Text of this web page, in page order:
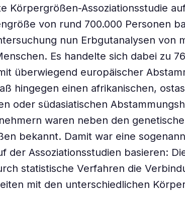
Körpergrößen-Assoziationsstudie
von rund 700.000 Personen
nun Erbgutanalysen von
Es handelte sich dabei zu
überwiegend europäischer
hingegen einen afrikanischen,
oder südasiatischen
waren neben den
bekannt. Damit war eine
der Assoziationsstudien basieren:
statistische Verfahren die
mit den unterschiedlichen